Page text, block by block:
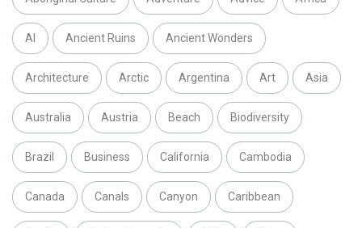
AI Ancient Ruins Ancient Wonders
Architecture Arctic Argentina Art Asia
Australia Austria Beach Biodiversity
Brazil Business California Cambodia
Canada Canals Canyon Caribbean